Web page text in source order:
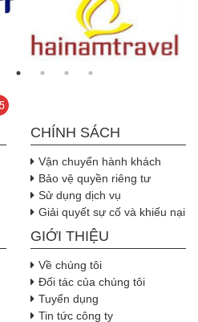
CHÍNH SÁCH
Vận chuyển hành khách
Bảo vệ quyền riêng tư
Sử dụng dịch vụ
Giải quyết sự cố và khiếu nại
GIỚI THIỆU
Về chúng tôi
Đối tác của chúng tôi
Tuyển dụng
Tin tức công ty